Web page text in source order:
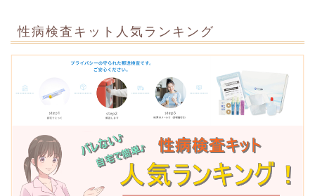
性病検査キット人気ランキング